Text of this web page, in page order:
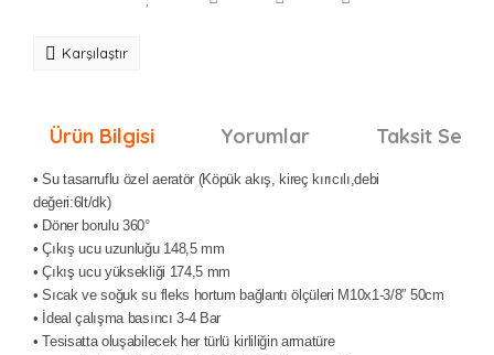
Karşılaştır
Ürün Bilgisi Yorumlar Taksit
• Su tasarruflu özel aeratör (Köpük akış, kireç kırıcılı,debi
değeri:6lt/dk)
• Döner borulu 360°
• Çıkış ucu uzunluğu 148,5 mm
• Çıkış ucu yüksekliği 174,5 mm
• Sıcak ve soğuk su fleks hortum bağlantı ölçüleri M10x1-3/8” 50cm
• İdeal çalışma basıncı 3-4 Bar
• Tesisatta oluşabilecek her türlü kirliliğin armatüre